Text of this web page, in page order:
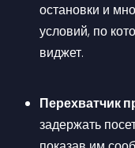
остановки и
условий, по
виджет.
Перехватчик
задержать